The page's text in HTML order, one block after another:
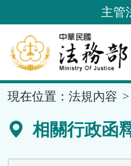
到
要
內
容
區
主管
現在位置： 法規內容
相關行政函